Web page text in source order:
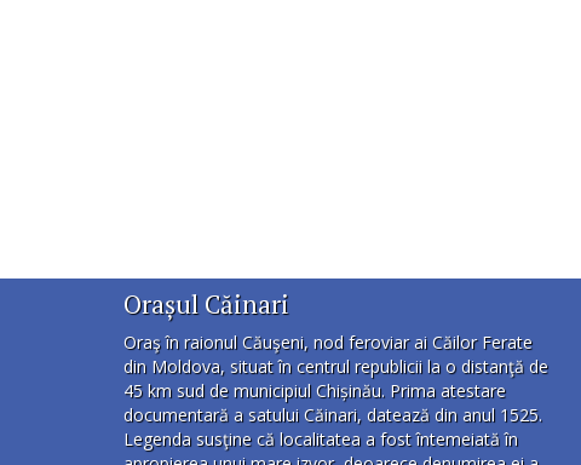
Orașul Căinari
Oraş în raionul Căuşeni, nod feroviar ai Căilor Ferate
din Moldova, situat în centrul republicii la o distanţă de
45 km sud de municipiul Chișinău. Prima atestare
documentară a satului Căinari, datează din anul 1525.
Legenda susţine că localitatea a fost întemeiată în